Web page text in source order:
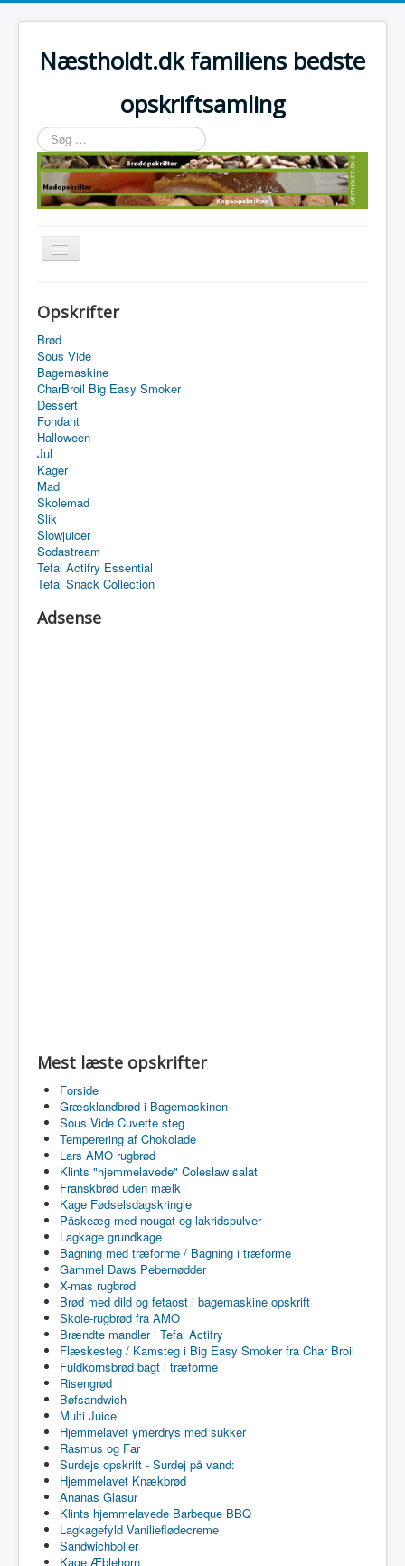
Næstholdt.dk familiens bedste
opskriftsamling
Søg
…
Skift
navigation
Tefal Actifry Essential
Opskrifter
Brød
Sous Vide
Bagemaskine
CharBroil Big Easy Smoker
Dessert
Fondant
Halloween
Jul
Kager
Mad
Skolemad
Slik
Slowjuicer
Sodastream
Tefal Actifry Essential
Tefal Snack Collection
Adsense
Mest læste opskrifter
Forside
Græsklandbrød i Bagemaskinen
Sous Vide Cuvette steg
Temperering af Chokolade
Lars AMO rugbrød
Klints "hjemmelavede" Coleslaw salat
Franskbrød uden mælk
Kage Fødselsdagskringle
Påskeæg med nougat og lakridspulver
Lagkage grundkage
Bagning med træforme / Bagning i træforme
Gammel Daws Pebernødder
X-mas rugbrød
Brød med dild og fetaost i bagemaskine opskrift
Skole-rugbrød fra AMO
Brændte mandler i Tefal Actifry
Flæskesteg / Kamsteg i Big Easy Smoker fra Char Broil
Fuldkornsbrød bagt i træforme
Risengrød
Bøfsandwich
Multi Juice
Hjemmelavet ymerdrys med sukker
Rasmus og Far
Surdejs opskrift - Surdej på vand:
Hjemmelavet Knækbrød
Ananas Glasur
Klints hjemmelavede Barbeque BBQ
Lagkagefyld Vanilieflødecreme
Sandwichboller
Kage Æblehorn